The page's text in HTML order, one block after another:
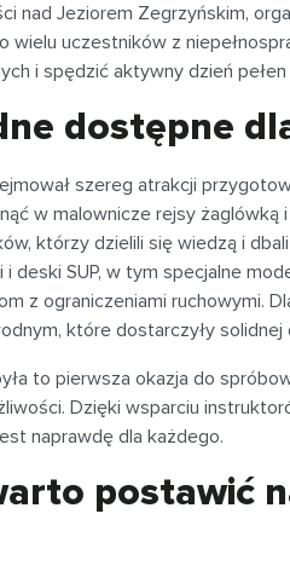
nad Jeziorem Zegrzyńskim,
wielu uczestników z
i spędzić aktywny dzień pełen
dostępne
szereg atrakcji
w malownicze rejsy
którzy dzielili się wiedzą i
i deski SUP, w tym specjalne
z ograniczeniami ruchowymi.
które dostarczyły solidnej
to pierwsza okazja do
Dzięki wsparciu
naprawdę dla każdego.
postawić